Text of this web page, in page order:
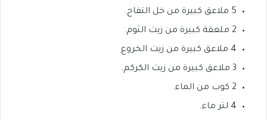
5 ملاعق كبيرة من خل التفاح.
2 ملعقة كبيرة من زيت الثوم.
4 ملاعق كبيرة من زيت الخروع
3 ملاعق كبيرة من زيت الكركم.
2 كوب من الماء.
4 لتر ماء.